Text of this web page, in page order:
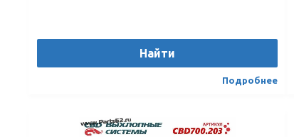
Найти
Подробнее